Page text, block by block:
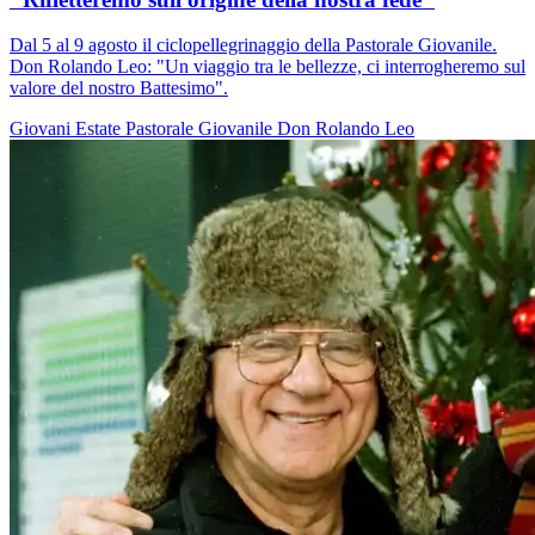
Dal 5 al 9 agosto il ciclopellegrinaggio della Pastorale Giovanile.
Don Rolando Leo: "Un viaggio tra le bellezze, ci interrogheremo sul
valore del nostro Battesimo".
Giovani Estate Pastorale Giovanile Don Rolando Leo